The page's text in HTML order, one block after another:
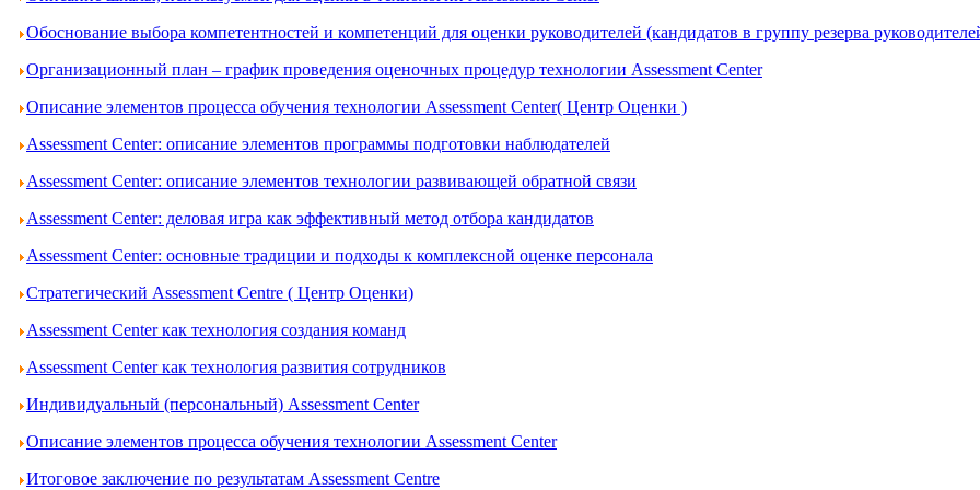
Обоснование выбора компетентностей и компетенций для оценки руководителей (кандидатов в группу резерва
Организационный план – график проведения оценочных процедур технологии Assessment Center
Описание элементов процесса обучения технологии Assessment Center( Центр Оценки )
Assessment Center: описание элементов программы подготовки наблюдателей
Assessment Center: описание элементов технологии развивающей обратной связи
Assessment Center: деловая игра как эффективный метод отбора кандидатов
Assessment Center: основные традиции и подходы к комплексной оценке персонала
Стратегический Assessment Centre ( Центр Оценки)
Assessment Center как технология создания команд
Assessment Center как технология развития сотрудников
Индивидуальный (персональный) Assessment Center
Описание элементов процесса обучения технологии Assessment Center
Итоговое заключение по результатам Assessment Centre